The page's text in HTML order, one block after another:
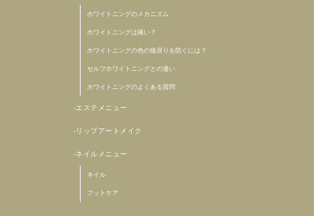
ホワイトニングのメカニズム
ホワイトニングは痛い？
ホワイトニングの色の後戻りを防ぐには？
セルフホワイトニングとの違い
ホワイトニングのよくある質問
エステメニュー
リップアートメイク
ネイルメニュー
ネイル
フットケア